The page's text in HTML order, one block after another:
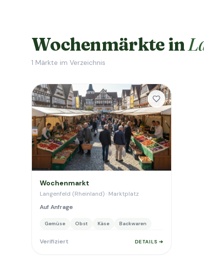
Wochenmärkte in
1 Märkte im Verzeichnis
Wochenmarkt
Langenfeld (Rheinland) · Marktplatz
Auf Anfrage
Gemüse Obst Käse Backwaren
Verifiziert DETAILS ➔